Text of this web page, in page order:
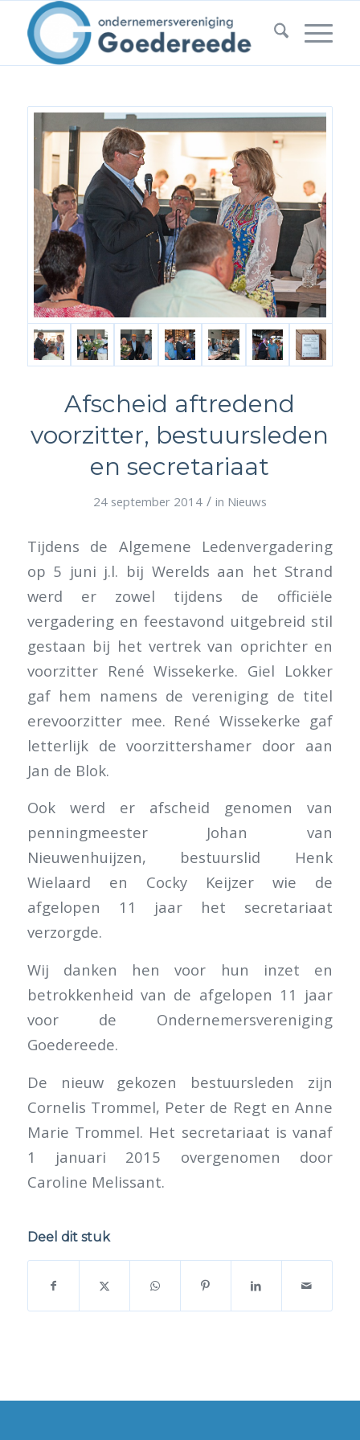
Afscheid aftredend
voorzitter, bestuursleden
en secretariaat
24 september 2014 / in Nieuws
Tijdens de Algemene Ledenvergadering
op 5 juni j.l. bij Werelds aan het Strand
werd er zowel tijdens de officiële
vergadering en feestavond uitgebreid stil
gestaan bij het vertrek van oprichter en
voorzitter René Wissekerke. Giel Lokker
gaf hem namens de vereniging de titel
erevoorzitter mee. René Wissekerke gaf
letterlijk de voorzittershamer door aan
Jan de Blok.
Ook werd er afscheid genomen van
penningmeester Johan van
Nieuwenhuijzen, bestuurslid Henk
Wielaard en Cocky Keijzer wie de
afgelopen 11 jaar het secretariaat
verzorgde.
Wij danken hen voor hun inzet en
betrokkenheid van de afgelopen 11 jaar
voor de Ondernemersvereniging
Goedereede.
De nieuw gekozen bestuursleden zijn
Cornelis Trommel, Peter de Regt en Anne
Marie Trommel. Het secretariaat is vanaf
1 januari 2015 overgenomen door
Caroline Melissant.
Deel dit stuk